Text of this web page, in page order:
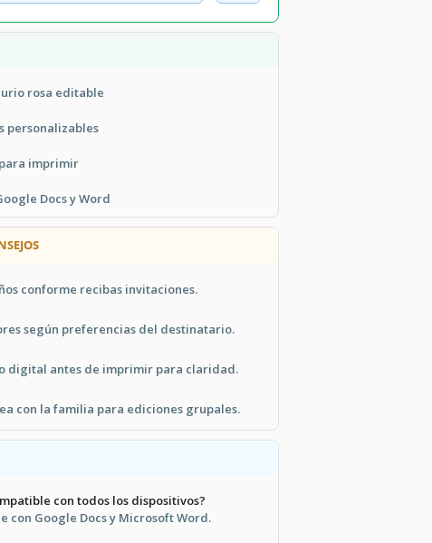
rosa editable
personalizables
imprimir
Docs y Word
conforme recibas invitaciones.
según preferencias del destinatario.
digital antes de imprimir para claridad.
con la familia para ediciones grupales.
con todos los dispositivos?
con Google Docs y Microsoft Word.